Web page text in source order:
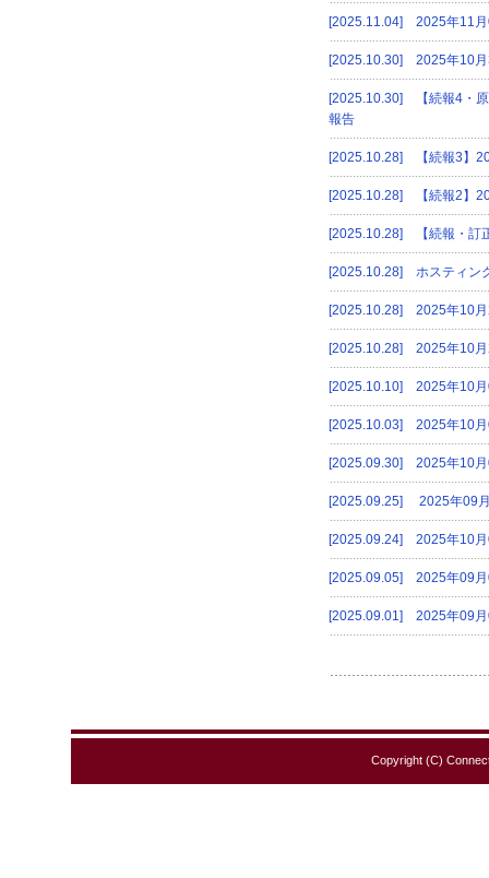
[2025.11.04] 2025年11
[2025.10.30] 2025年10月
[2025.10.30] 【続報4・
報告
[2025.10.28] 【続報3】
[2025.10.28] 【続報2】
[2025.10.28] 【続報・訂
[2025.10.28] ホスティン
[2025.10.28] 2025年10月
[2025.10.28] 2025年10月
[2025.10.10] 2025年10月
[2025.10.03] 2025年10月
[2025.09.30] 2025年10月
[2025.09.25] 2025年09月
[2025.09.24] 2025年10月
[2025.09.05] 2025年09月
[2025.09.01] 2025年09月
Copyright (C)